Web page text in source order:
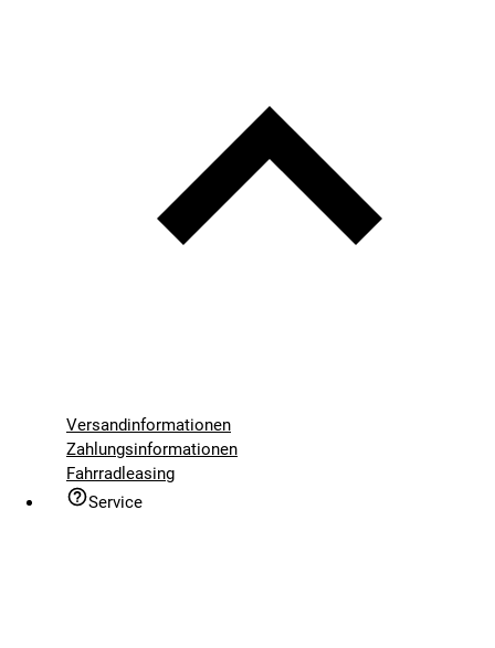
Versandinformationen
Zahlungsinformationen
Fahrradleasing
Service